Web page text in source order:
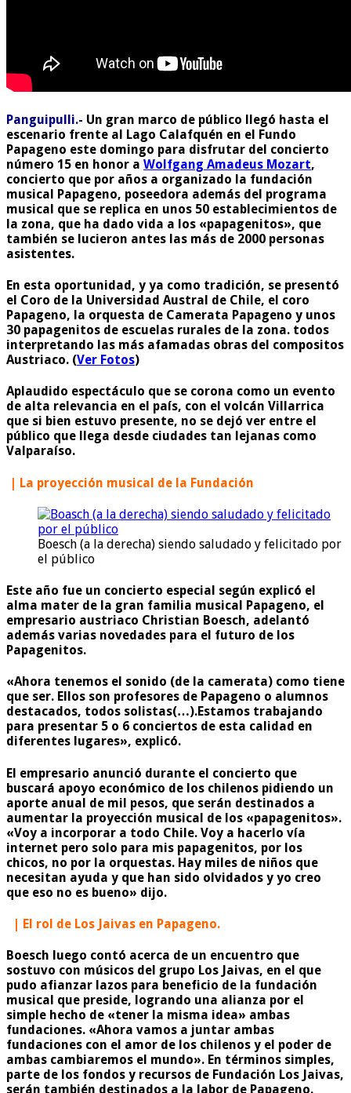
Panguipulli.- Un gran marco de público llegó hasta el
escenario frente al Lago Calafquén en el Fundo
Papageno este domingo para disfrutar del concierto
número 15 en honor a Wolfgang Amadeus Mozart,
concierto que por años a organizado la fundación
musical Papageno, poseedora además del programa
musical que se replica en unos 50 establecimientos de
la zona, que ha dado vida a los «papagenitos», que
también se lucieron antes las más de 2000 personas
asistentes.
En esta oportunidad, y ya como tradición, se presentó
el Coro de la Universidad Austral de Chile, el coro
Papageno, la orquesta de Camerata Papageno y unos
30 papagenitos de escuelas rurales de la zona. todos
interpretando las más afamadas obras del compositos
Austriaco. (Ver Fotos)
Aplaudido espectáculo que se corona como un evento
de alta relevancia en el país, con el volcán Villarrica
que si bien estuvo presente, no se dejó ver entre el
público que llega desde ciudades tan lejanas como
Valparaíso.
| La proyección musical de la Fundación
Boesch (a la derecha) siendo saludado y felicitado por
el público
Este año fue un concierto especial según explicó el
alma mater de la gran familia musical Papageno, el
empresario austriaco Christian Boesch, adelantó
además varias novedades para el futuro de los
Papagenitos.
«Ahora tenemos el sonido (de la camerata) como tiene
que ser. Ellos son profesores de Papageno o alumnos
destacados, todos solistas(…).Estamos trabajando
para presentar 5 o 6 conciertos de esta calidad en
diferentes lugares», explicó.
El empresario anunció durante el concierto que
buscará apoyo económico de los chilenos pidiendo un
aporte anual de mil pesos, que serán destinados a
aumentar la proyección musical de los «papagenitos».
«Voy a incorporar a todo Chile. Voy a hacerlo vía
internet pero solo para mis papagenitos, por los
chicos, no por la orquestas. Hay miles de niños que
necesitan ayuda y que han sido olvidados y yo creo
que eso no es bueno» dijo.
| El rol de Los Jaivas en Papageno.
Boesch luego contó acerca de un encuentro que
sostuvo con músicos del grupo Los Jaivas, en el que
pudo afianzar lazos para beneficio de la fundación
musical que preside, logrando una alianza por el
simple hecho de «tener la misma idea» ambas
fundaciones. «Ahora vamos a juntar ambas
fundaciones con el amor de los chilenos y el poder de
ambas cambiaremos el mundo». En términos simples,
parte de los fondos y recursos de Fundación Los Jaivas,
serán también destinados a la labor de Papageno.